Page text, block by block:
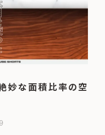
妙な面積比率の空